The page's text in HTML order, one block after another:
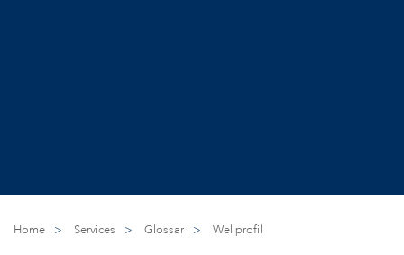
Home > Services > Glossar > Wellprofil